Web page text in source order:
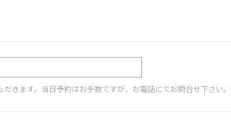
きます。当日予約はお手数ですが、お電話にてお問合せ下さい。